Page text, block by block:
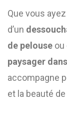
Que vous
d’un
de pelouse ou
paysager
accompagne
et la beauté